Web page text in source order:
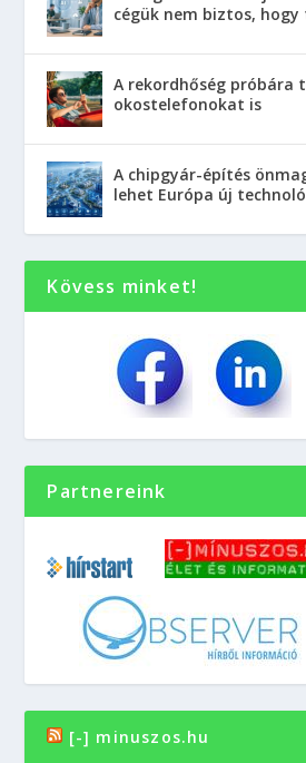
cégük nem biztos,
A rekordhőség próbára
okostelefonokat is
A chipgyár-építés
lehet Európa új
Kövess minket!
Partnereink
[-] minuszos.hu